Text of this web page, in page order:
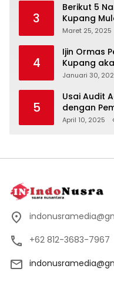
3
Berikut 5
Kupang
Maret 25, 2025
4
Ijin Ormas
Kupang
Januari 30,
5
Usai Audit
dengan
April 10, 2025
+62 812-3683-7967